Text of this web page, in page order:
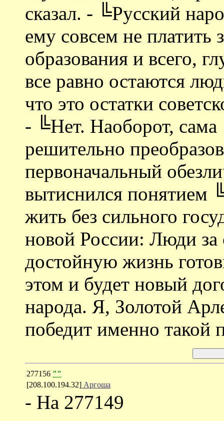
сказал. - ╚Русский
ему совсем не
образования и всего,
все равно остаются
что это остатки
- ╚Нет. Наоборот, сама
решительно
первоначальный
вытиснился понятием
жить без сильного
новой России: Люди за
достойную жизнь
этом и будет новый
народа. Я, Золотой
победит именно такой
277156 ""
[208.100.194.32] Аргоша
- На 277149